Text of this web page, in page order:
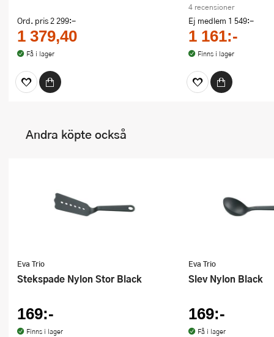
Ord. pris2 299:-
1 379,40
Få i lager
4 recensioner
Ej medlem 1 549:-
1 161:-
Finns i lager
Andra köpte också
Eva Trio
Stekspade Nylon Stor Black
169:-
Finns i lager
Eva Trio
Slev Nylon Black
169:-
Få i lager